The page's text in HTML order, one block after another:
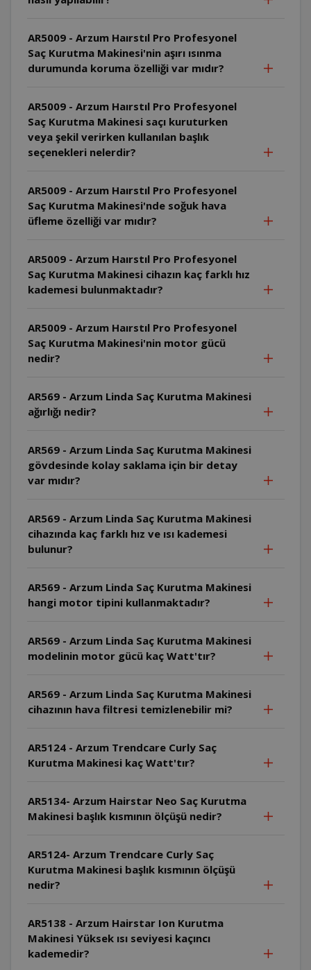
AR5009 - Arzum Haırstıl Pro Profesyonel
Saç Kurutma Makinesi'nin aşırı ısınma
durumunda koruma özelliği var mıdır?
AR5009 - Arzum Haırstıl Pro Profesyonel
Saç Kurutma Makinesi saçı kuruturken
veya şekil verirken kullanılan başlık
seçenekleri nelerdir?
AR5009 - Arzum Haırstıl Pro Profesyonel
Saç Kurutma Makinesi'nde soğuk hava
üfleme özelliği var mıdır?
AR5009 - Arzum Haırstıl Pro Profesyonel
Saç Kurutma Makinesi cihazın kaç farklı hız
kademesi bulunmaktadır?
AR5009 - Arzum Haırstıl Pro Profesyonel
Saç Kurutma Makinesi'nin motor gücü
nedir?
AR569 - Arzum Linda Saç Kurutma Makinesi
ağırlığı nedir?
AR569 - Arzum Linda Saç Kurutma Makinesi
gövdesinde kolay saklama için bir detay
var mıdır?
AR569 - Arzum Linda Saç Kurutma Makinesi
cihazında kaç farklı hız ve ısı kademesi
bulunur?
AR569 - Arzum Linda Saç Kurutma Makinesi
hangi motor tipini kullanmaktadır?
AR569 - Arzum Linda Saç Kurutma Makinesi
modelinin motor gücü kaç Watt'tır?
AR569 - Arzum Linda Saç Kurutma Makinesi
cihazının hava filtresi temizlenebilir mi?
AR5124 - Arzum Trendcare Curly Saç
Kurutma Makinesi kaç Watt'tır?
AR5134- Arzum Hairstar Neo Saç Kurutma
Makinesi başlık kısmının ölçüşü nedir?
AR5124- Arzum Trendcare Curly Saç
Kurutma Makinesi başlık kısmının ölçüşü
nedir?
AR5138 - Arzum Hairstar Ion Kurutma
Makinesi Yüksek ısı seviyesi kaçıncı
kademedir?